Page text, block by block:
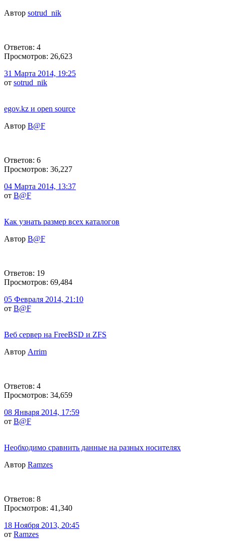
Автор sotrud_nik
Ответов: 4
Просмотров: 26,623
31 Марта 2014, 19:25
от sotrud_nik
egov.kz и open source
Автор B@F
Ответов: 6
Просмотров: 36,227
04 Марта 2014, 13:37
от B@F
Как узнать размер всех каталогов
Автор B@F
Ответов: 19
Просмотров: 69,484
05 Февраля 2014, 21:10
от B@F
Веб сервер на FreeBSD и ZFS
Автор Arrim
Ответов: 4
Просмотров: 34,659
08 Января 2014, 17:59
от B@F
Необходимо сравнить данные на разных носителях
Автор Ramzes
Ответов: 8
Просмотров: 41,340
18 Ноября 2013, 20:45
от Ramzes